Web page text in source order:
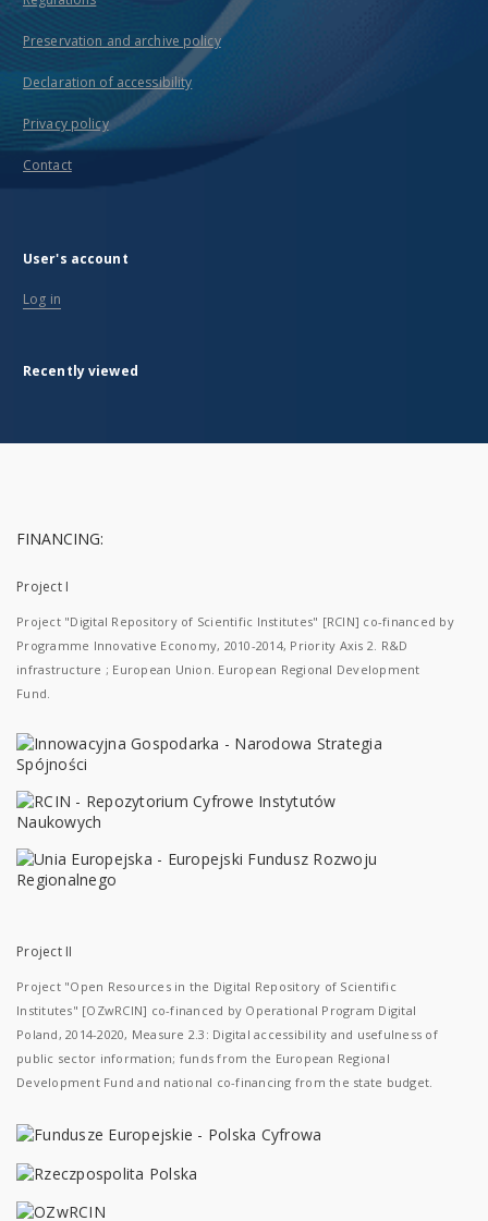
Preservation and archive policy
Declaration of accessibility
Privacy policy
Contact
User's account
Log in
Recently viewed
FINANCING:
Project I
Project "Digital Repository of Scientific Institutes" [RCIN] co-financed by
Programme Innovative Economy, 2010-2014, Priority Axis 2. R&D
infrastructure ; European Union. European Regional Development
Fund.
Project II
Project "Open Resources in the Digital Repository of Scientific
Institutes" [OZwRCIN] co-financed by Operational Program Digital
Poland, 2014-2020, Measure 2.3: Digital accessibility and usefulness of
public sector information; funds from the European Regional
Development Fund and national co-financing from the state budget.